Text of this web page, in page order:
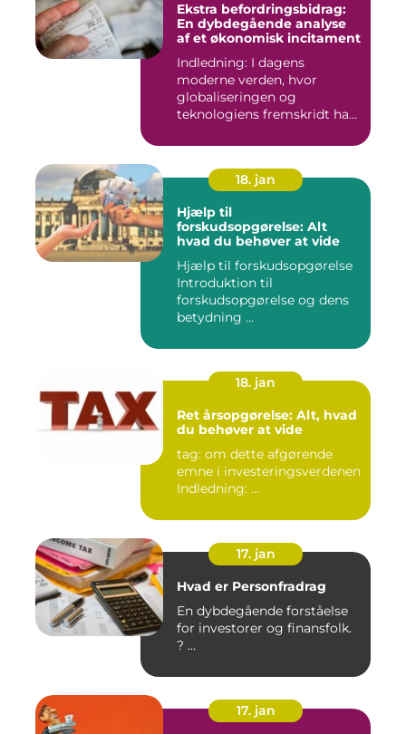
Ekstra befordringsbidrag:
En dybdegående analyse
af et økonomisk incitament
Indledning: I dagens
moderne verden, hvor
globaliseringen og
teknologiens fremskridt har
18. jan
Hjælp til
forskudsopgørelse: Alt
hvad du behøver at vide
Hjælp til forskudsopgørelse
Introduktion til
forskudsopgørelse og dens
betydning ...
18. jan
Ret årsopgørelse: Alt, hvad
du behøver at vide
tag: om dette afgørende
emne i investeringsverdenen
Indledning: ...
17. jan
Hvad er Personfradrag
En dybdegående forståelse
for investorer og finansfolk.
? ...
17. jan